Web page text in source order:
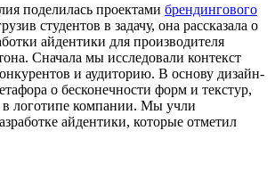
поделилась проектами брендингового
студентов в задачу, она рассказала о
айдентики для производителя
Сначала мы исследовали контекст
и аудиторию. В основу дизайн-
о бесконечности форм и текстур,
в логотипе компании. Мы учли
айдентики, которые отметил